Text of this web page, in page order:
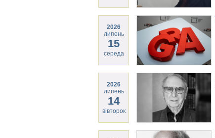
2026
липень
15
середа
2026
липень
14
вівторок